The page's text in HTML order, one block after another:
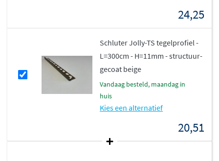
24,25
Schluter Jolly-TS tegelprofiel -
L=300cm - H=11mm - structuur-
gecoat beige
vandaag besteld, maandag in
huis
Kies een alternatief
20,51